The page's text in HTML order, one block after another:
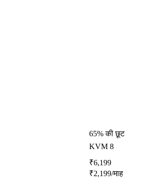
65% की छूट
KVM 8
₹6,199
₹2,199/माह